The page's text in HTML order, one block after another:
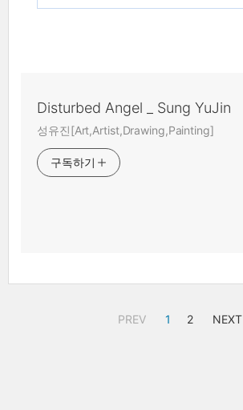
Disturbed Angel _ Sung YuJin
성유진[Art,Artist,Drawing,Painting]
구독하기
PREV 1 2 NEXT